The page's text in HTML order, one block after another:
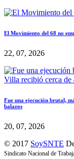
El Movimiento del 68 no
22, 07, 2026
Fue una ejecución brutal,
balazos
20, 07, 2026
© 2017 SoySNTE
Sindicato Nacional de